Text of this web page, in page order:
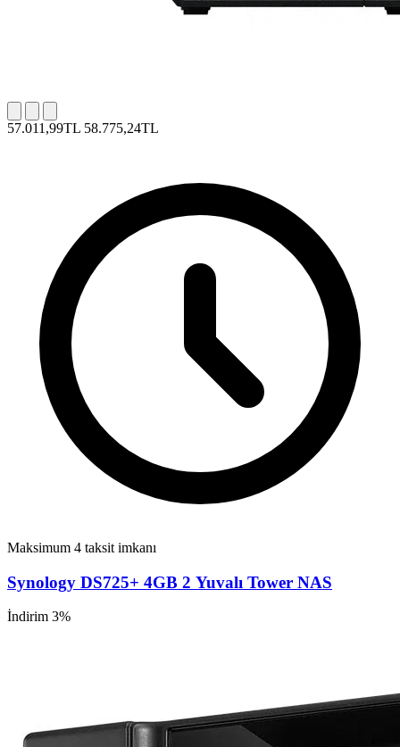
57.011,99TL 58.775,24TL
Maksimum 4 taksit imkanı
Synology DS725+ 4GB 2 Yuvalı Tower NAS
İndirim 3%